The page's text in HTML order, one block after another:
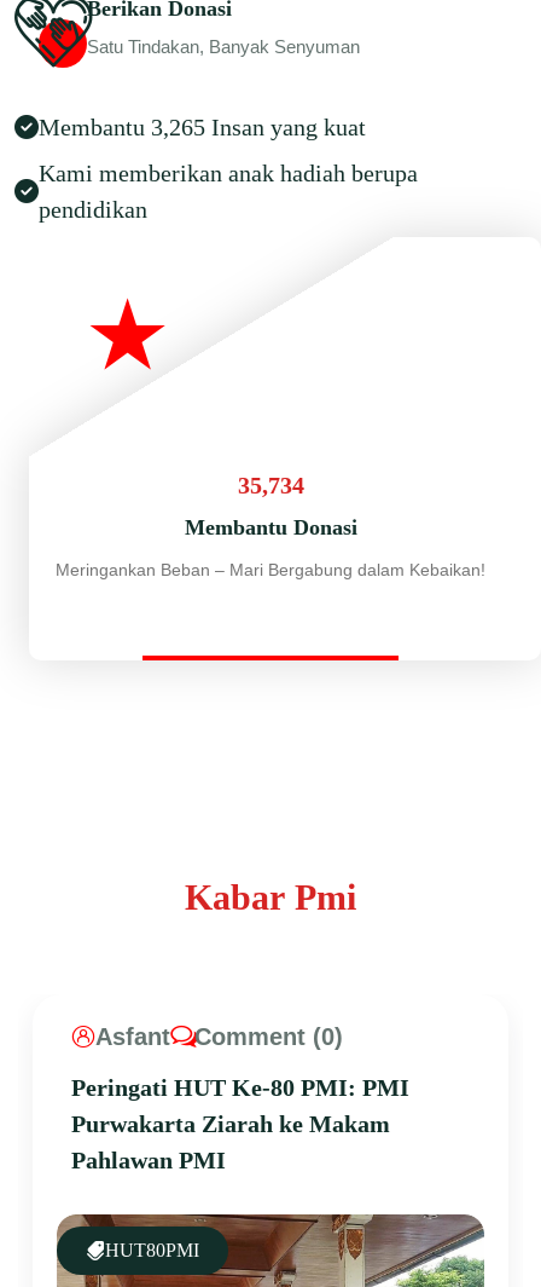
Berikan Donasi
Satu Tindakan, Banyak Senyuman
Membantu 3,265 Insan yang kuat
Kami memberikan anak hadiah berupa
pendidikan
35,734
Membantu Donasi
Meringankan Beban – Mari Bergabung dalam Kebaikan!
Kabar Pmi
Asfant
Comment (0)
Peringati HUT Ke-80 PMI: PMI
Purwakarta Ziarah ke Makam
Pahlawan PMI
HUT80PMI